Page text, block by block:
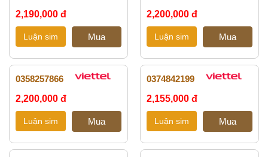
2,190,000 đ
2,200,000 đ
0358257866
2,200,000 đ
0374842199
2,155,000 đ